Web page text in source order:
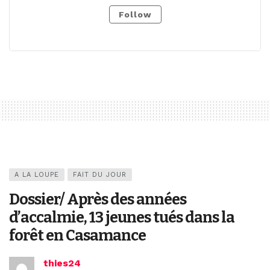
Follow
A LA LOUPE FAIT DU JOUR
Dossier/ Après des années
d’accalmie, 13 jeunes tués dans la
forêt en Casamance
thies24